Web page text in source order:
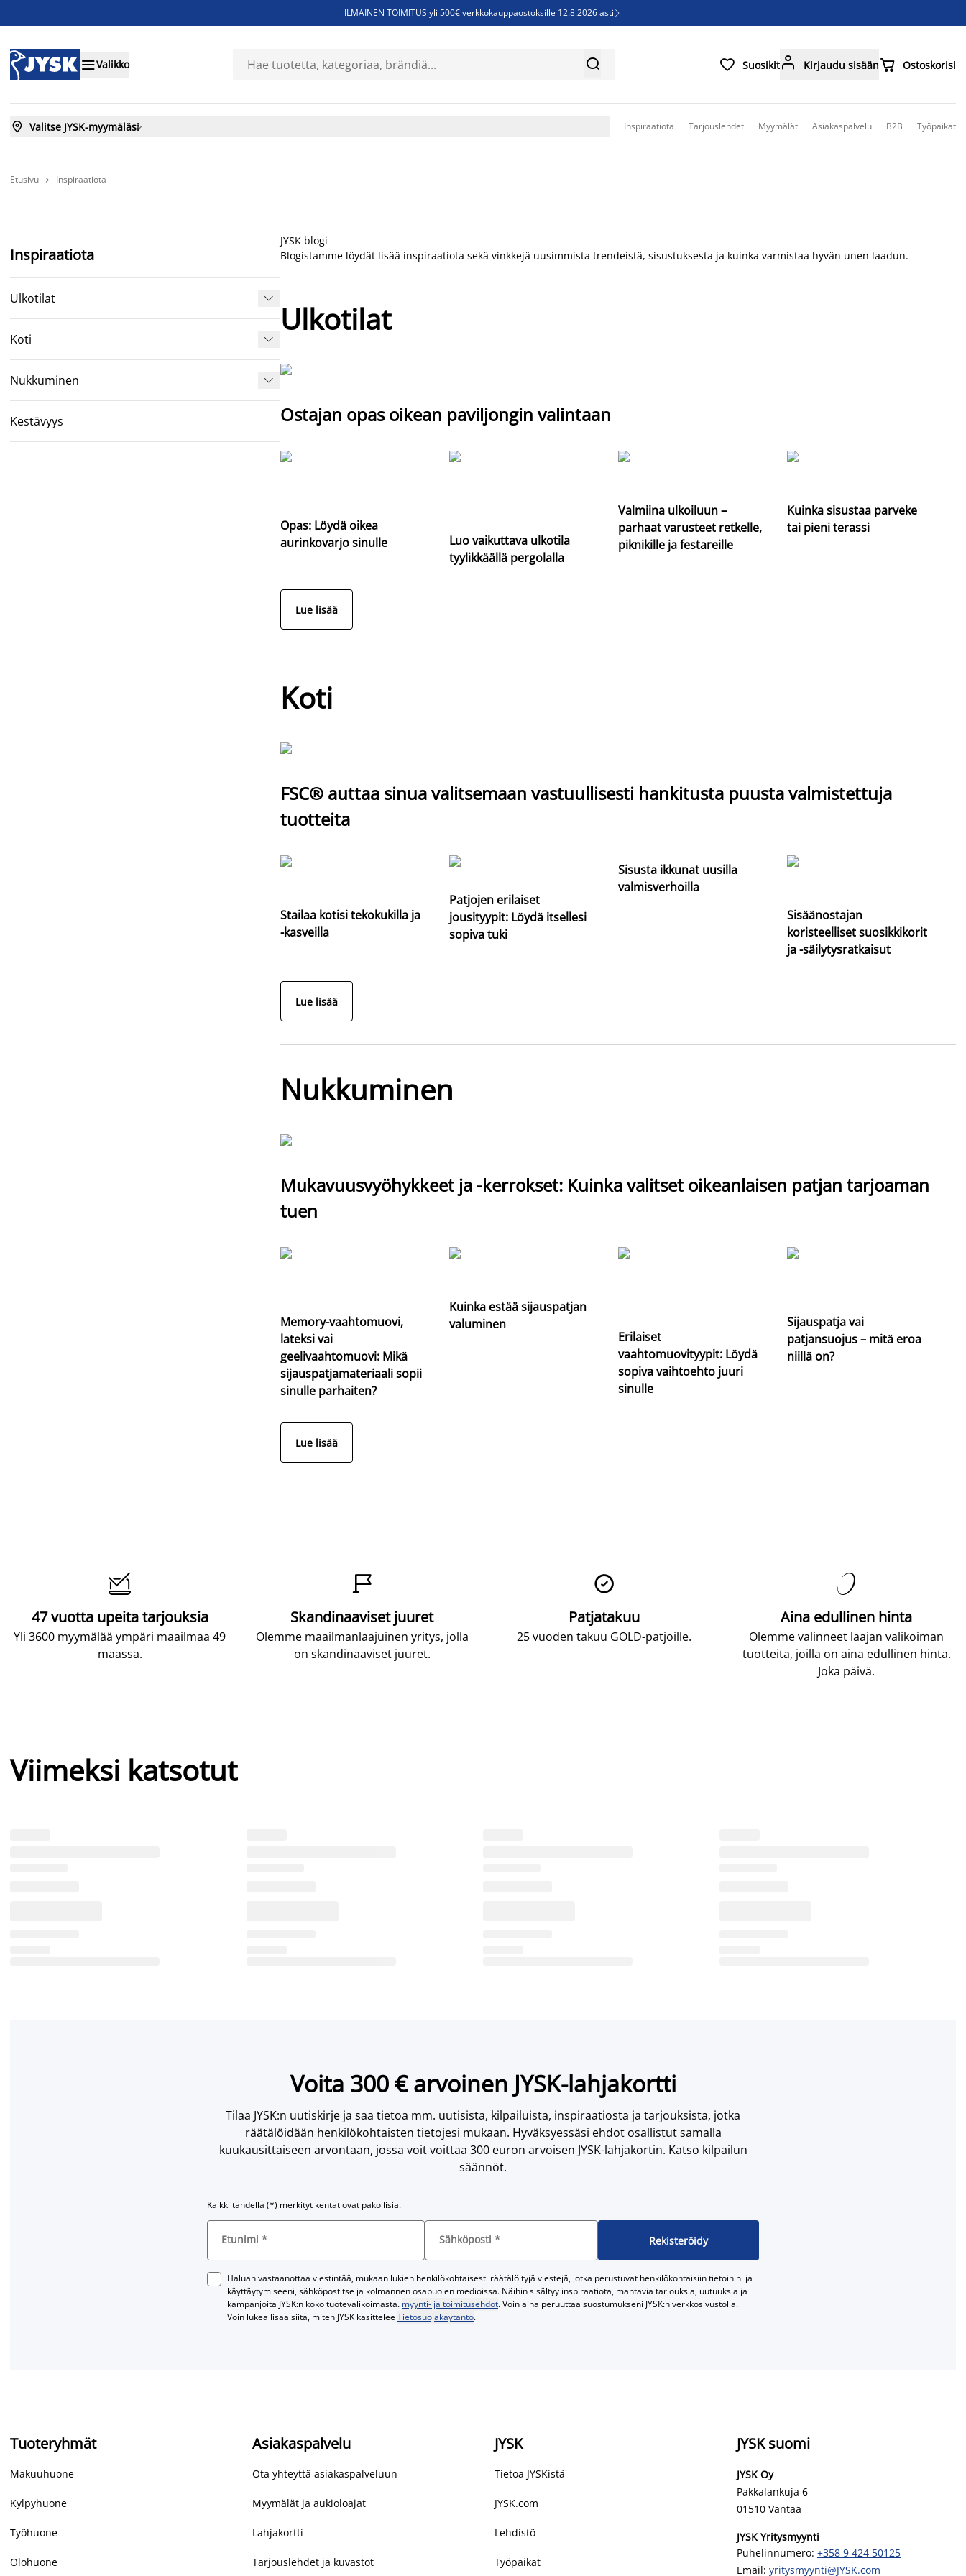
ILMAINEN TOIMITUS yli 500€ verkkokauppaostoksille 12.8.2026 asti 
Sijauspatjoja - Säästä jopa 60%
Valikko   Suosikit Kirjaudu sisään Ostoskorisi
 Valitse JYSK-myymäläsi Inspiraatiota Tarjouslehdet Myymälät Asiakaspalvelu B2B Työpaikat
Etusivu  Inspiraatiota
Inspiraatiota
Ulkotilat 
Koti 
Nukkuminen 
Kestävyys
JYSK blogi
Blogistamme löydät lisää inspiraatiota sekä vinkkejä uusimmista trendeistä, sisustuksesta ja kuinka varmistaa hyvän unen laadun.
Ulkotilat
Ostajan opas oikean paviljongin valintaan
Opas: Löydä oikea
aurinkovarjo sinulle
Luo vaikuttava ulkotila
tyylikkäällä pergolalla
Valmiina ulkoiluun –
parhaat varusteet retkelle,
piknikille ja festareille
Kuinka sisustaa parveke
tai pieni terassi
Lue lisää
Koti
FSC® auttaa sinua valitsemaan vastuullisesti hankitusta puusta valmistettuja
tuotteita
Stailaa kotisi tekokukilla ja
-kasveilla
Patjojen erilaiset
jousityypit: Löydä itsellesi
sopiva tuki
Sisusta ikkunat uusilla
valmisverhoilla
Sisäänostajan
koristeelliset suosikkikorit
ja -säilytysratkaisut
Lue lisää
Nukkuminen
Mukavuusvyöhykkeet ja -kerrokset: Kuinka valitset oikeanlaisen patjan tarjoaman
tuen
Memory-vaahtomuovi,
lateksi vai
geelivaahtomuovi: Mikä
sijauspatjamateriaali sopii
sinulle parhaiten?
Kuinka estää sijauspatjan
valuminen
Erilaiset
vaahtomuovityypit: Löydä
sopiva vaihtoehto juuri
sinulle
Sijauspatja vai
patjansuojus – mitä eroa
niillä on?
Lue lisää

47 vuotta upeita tarjouksia
Yli 3600 myymälää ympäri maailmaa 49
maassa.

Skandinaaviset juuret
Olemme maailmanlaajuinen yritys, jolla
on skandinaaviset juuret.

Patjatakuu
25 vuoden takuu GOLD-patjoille.

Aina edullinen hinta
Olemme valinneet laajan valikoiman
tuotteita, joilla on aina edullinen hinta.
Joka päivä.
Viimeksi katsotut
Voita 300 € arvoinen JYSK-lahjakortti
Tilaa JYSK:n uutiskirje ja saa tietoa mm. uutisista, kilpailuista, inspiraatiosta ja tarjouksista, jotka
räätälöidään henkilökohtaisten tietojesi mukaan. Hyväksyessäsi ehdot osallistut samalla
kuukausittaiseen arvontaan, jossa voit voittaa 300 euron arvoisen JYSK-lahjakortin. Katso kilpailun
säännöt.
Kaikki tähdellä (*) merkityt kentät ovat pakollisia.
Etunimi * Sähköposti * Rekisteröidy
Haluan vastaanottaa viestintää, mukaan lukien henkilökohtaisesti räätälöityjä viestejä, jotka perustuvat henkilökohtaisiin tietoihini ja
käyttäytymiseeni, sähköpostitse ja kolmannen osapuolen medioissa. Näihin sisältyy inspiraatiota, mahtavia tarjouksia, uutuuksia ja
kampanjoita JYSK:n koko tuotevalikoimasta. myynti- ja toimitusehdot. Voin aina peruuttaa suostumukseni JYSK:n verkkosivustolla.
Voin lukea lisää siitä, miten JYSK käsitteleeTietosuojakäytäntö.
Tuoteryhmät
Makuuhuone
Kylpyhuone
Työhuone
Olohuone
Asiakaspalvelu
Ota yhteyttä asiakaspalveluun
Myymälät ja aukioloajat
Lahjakortti
Tarjouslehdet ja kuvastot
JYSK
Tietoa JYSKistä
JYSK.com
Lehdistö
Työpaikat
JYSK suomi
JYSK Oy
Pakkalankuja 6
01510 Vantaa
JYSK Yritysmyynti
Puhelinnumero: +358 9 424 50125
Email: yritysmyynti@JYSK.com